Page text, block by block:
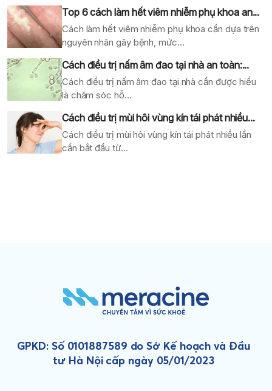
Top 6 cách làm hết viêm nhiễm phụ khoa an...
Cách làm hết viêm nhiễm phụ khoa cần dựa trên
nguyên nhân gây bệnh, mức...
Cách điều trị nấm âm đao tại nhà an toàn:...
Cách điều trị nấm âm đao tại nhà cần được hiểu
là chăm sóc hỗ...
Cách điều trị mùi hôi vùng kín tái phát nhiều...
Cách điều trị mùi hôi vùng kín tái phát nhiều lần
cần bắt đầu từ...
GPKD: Số 0101887589 do Sở Kế hoạch và Đầu
tư Hà Nội cấp ngày 05/01/2023